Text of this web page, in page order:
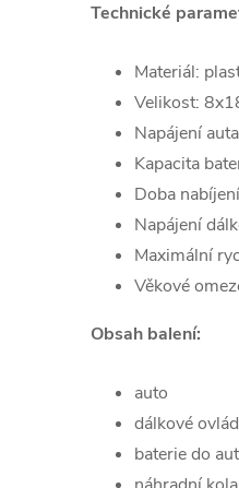
Technické
Materiál:
Velikost:
Napájení
Kapacita
Doba
Napájení
Maximální
Věkové
Obsah balení:
auto
dálkové
baterie do